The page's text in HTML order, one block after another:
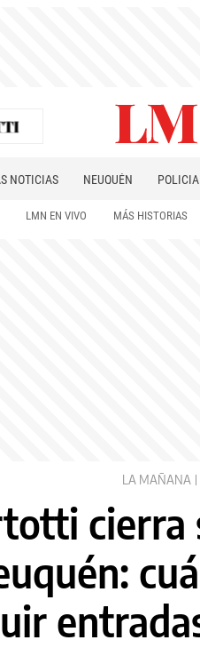
NOTICIAS NEUQUÉN
LMN EN VIVO MÁS HISTORIAS
LA MAÑANA
cierra